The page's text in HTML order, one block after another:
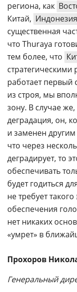
региона, как
Китай, Индонезия
существенная
что Thuraya
тем более, что
работает первый
из строя, мы
зону. В случае
деградация, он,
и заменен
что через
деградирует, то
обеспечивать
будет годиться
не требует
обеспечения
нет никаких
«умрет» в
Прохоров
Генеральный